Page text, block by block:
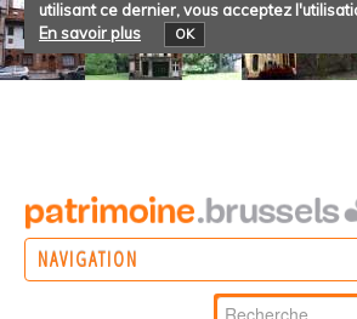
utilisant ce dernier, vous acceptez
En savoir plus
OK
NAVIGATION
Chercher par